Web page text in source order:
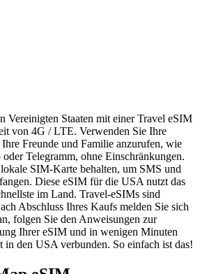
Vereinigten Staaten mit einer Travel eSIM
von 4G / LTE. Verwenden Sie Ihre
Freunde und Familie anzurufen, wie
Telegramm, ohne Einschränkungen.
SIM-Karte behalten, um SMS und
Diese eSIM für die USA nutzt das
im Land. Travel-eSIMs sind
Abschluss Ihres Kaufs melden Sie sich
folgen Sie den Anweisungen zur
Ihrer eSIM und in wenigen Minuten
in den USA verbunden. So einfach ist das!